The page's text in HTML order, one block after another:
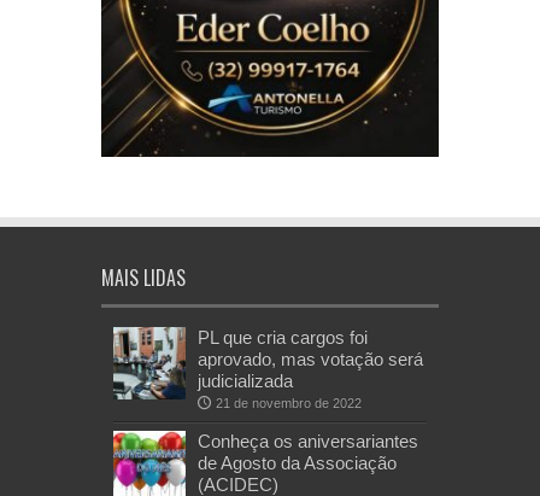
MAIS LIDAS
PL que cria cargos foi
aprovado, mas votação será
judicializada
21 de novembro de 2022
Conheça os aniversariantes
de Agosto da Associação
(ACIDEC)